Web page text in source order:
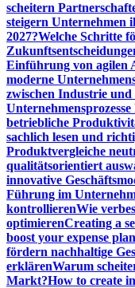
scheitern
steigern Unternehmen
2027?Welche Schritte
Einführung von agilen
moderne
zwischen Industrie
Unternehmensprozesse
betriebliche
sachlich lesen und
Produktvergleiche
qualitätsorientiert
innovative
Führung im
kontrollierenWie
optimierenCreating a
boost your expense
fördern nachhaltige
erklärenWarum
Markt?How to create